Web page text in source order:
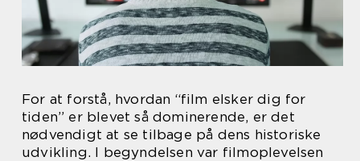
For at forstå, hvordan “film elsker dig for
tiden” er blevet så dominerende, er det
nødvendigt at se tilbage på dens historiske
udvikling. I begyndelsen var filmoplevelsen